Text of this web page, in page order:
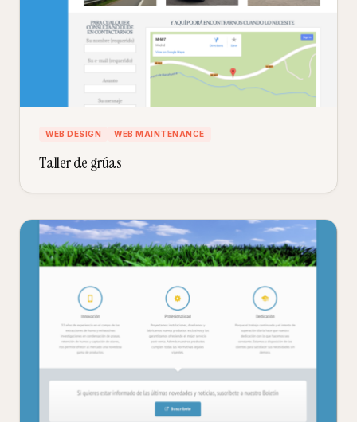
WEB DESIGN WEB MAINTENANCE
Taller de grúas